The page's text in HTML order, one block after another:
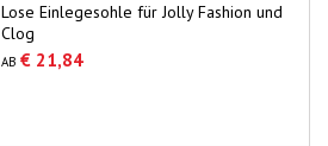
Lose Einlegesohle für Jolly Fashion und
Clog
AB € 21,84